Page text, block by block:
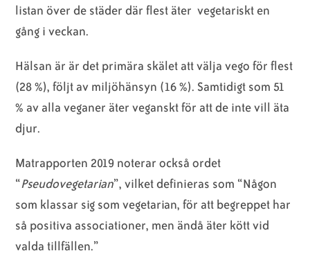
listan över de städer där flest äter vegetariskt en
gång i veckan.
Hälsan är är det primära skälet att välja vego för flest
(28 %), följt av miljöhänsyn (16 %). Samtidigt som 51
% av alla veganer äter veganskt för att de inte vill äta
djur.
Matrapporten 2019 noterar också ordet
“Pseudovegetarian”, vilket definieras som “Någon
som klassar sig som vegetarian, för att begreppet har
så positiva associationer, men ändå äter kött vid
valda tillfällen.”